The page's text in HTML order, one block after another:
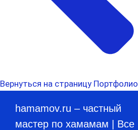
Вернуться на страницу Портфолио
hamamov.ru – частный
мастер по хамамам | Все